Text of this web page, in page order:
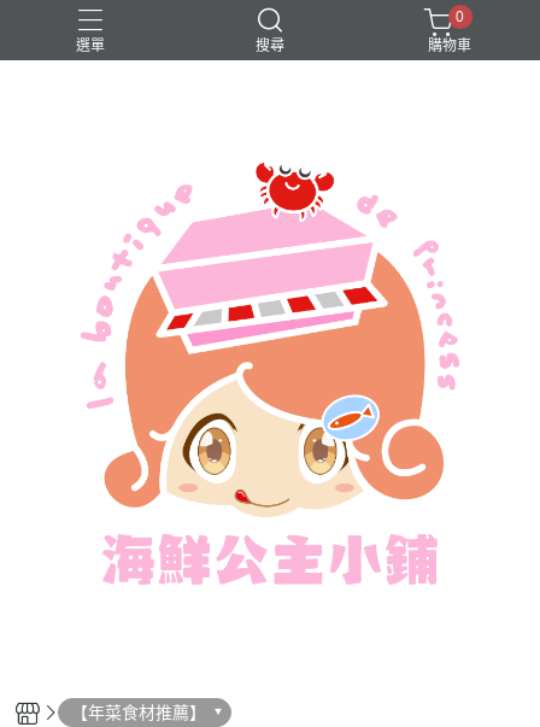
選單 搜尋
0
購物車
【年菜食材推薦】